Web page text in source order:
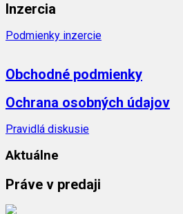
Inzercia
Podmienky inzercie
Obchodné podmienky
Ochrana osobných údajov
Pravidlá diskusie
Aktuálne
Práve v predaji